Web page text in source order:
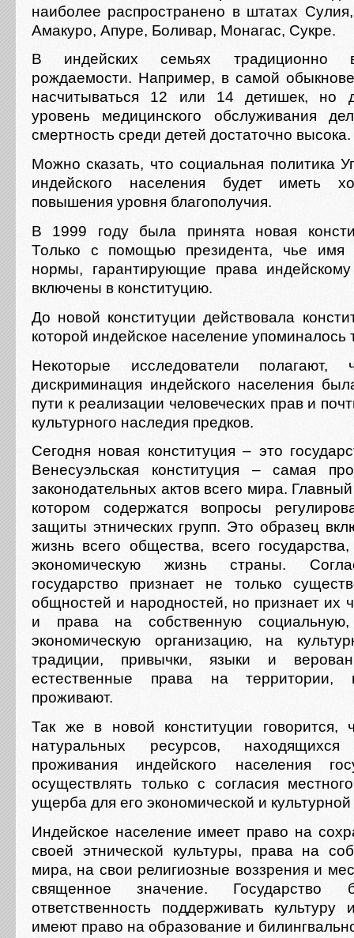
наиболее распространено в штатах
Амакуро, Апуре, Боливар, Монагас, Сукре.
В индейских семьях традиционно
рождаемости. Например, в самой
насчитываться 12 или 14 детишек, но
уровень медицинского обслуживания
смертность среди детей достаточно высока.
Можно сказать, что социальная политика
индейского населения будет иметь
повышения уровня благополучия.
В 1999 году была принята новая
Только с помощью президента, чье имя
нормы, гарантирующие права
включены в конституцию.
До новой конституции действовала
которой индейское население упоминалось
Некоторые исследователи полагают,
дискриминация индейского населения
пути к реализации человеческих прав и
культурного наследия предков.
Сегодня новая конституция – это
Венесуэльская конституция – самая
законодательных актов всего мира.
котором содержатся вопросы
защиты этнических групп. Это образец
жизнь всего общества, всего
экономическую жизнь страны.
государство признает не только
общностей и народностей, но признает их
и права на собственную
экономическую организацию, на
традиции, привычки, языки и
естественные права на
проживают.
Так же в новой конституции говорится,
натуральных ресурсов,
проживания индейского населения
осуществлять только с согласия
ущерба для его экономической и
Индейское население имеет право на
своей этнической культуры, права на
мира, на свои религиозные воззрения и
священное значение.
ответственность поддерживать культуру
имеют право на образование и